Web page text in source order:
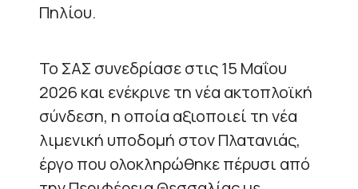
Πηλίου.
Το ΣΑΣ συνεδρίασε στις 15 Μαΐου
2026 και ενέκρινε τη νέα ακτοπλοϊκή
σύνδεση, η οποία αξιοποιεί τη νέα
λιμενική υποδομή στον Πλατανιάς,
έργο που ολοκληρώθηκε πέρυσι από